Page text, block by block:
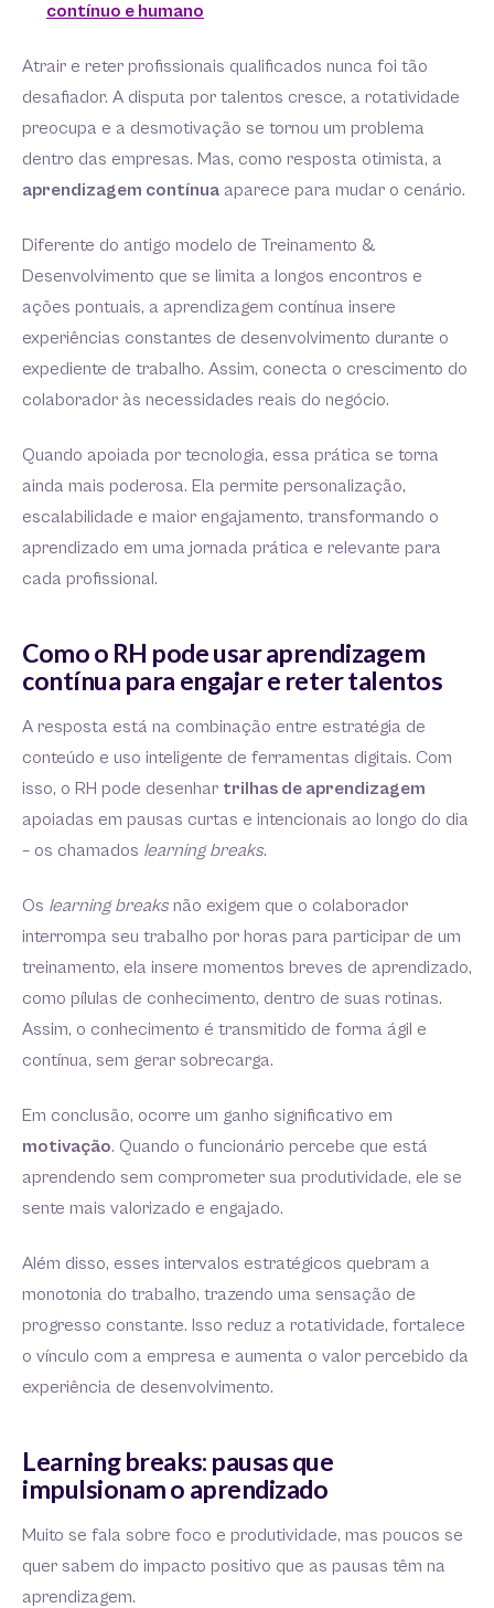
contínuo e humano
Atrair e reter profissionais qualificados nunca foi tão
desafiador. A disputa por talentos cresce, a rotatividade
preocupa e a desmotivação se tornou um problema
dentro das empresas. Mas, como resposta otimista, a
aprendizagem contínua aparece para mudar o cenário.
Diferente do antigo modelo de Treinamento &
Desenvolvimento que se limita a longos encontros e
ações pontuais, a aprendizagem contínua insere
experiências constantes de desenvolvimento durante o
expediente de trabalho. Assim, conecta o crescimento do
colaborador às necessidades reais do negócio.
Quando apoiada por tecnologia, essa prática se torna
ainda mais poderosa. Ela permite personalização,
escalabilidade e maior engajamento, transformando o
aprendizado em uma jornada prática e relevante para
cada profissional.
Como o RH pode usar aprendizagem
contínua para engajar e reter talentos
A resposta está na combinação entre estratégia de
conteúdo e uso inteligente de ferramentas digitais. Com
isso, o RH pode desenhar trilhas de aprendizagem
apoiadas em pausas curtas e intencionais ao longo do dia
– os chamados learning breaks.
Os learning breaks não exigem que o colaborador
interrompa seu trabalho por horas para participar de um
treinamento, ela insere momentos breves de aprendizado,
como pílulas de conhecimento, dentro de suas rotinas.
Assim, o conhecimento é transmitido de forma ágil e
contínua, sem gerar sobrecarga.
Em conclusão, ocorre um ganho significativo em
motivação. Quando o funcionário percebe que está
aprendendo sem comprometer sua produtividade, ele se
sente mais valorizado e engajado.
Além disso, esses intervalos estratégicos quebram a
monotonia do trabalho, trazendo uma sensação de
progresso constante. Isso reduz a rotatividade, fortalece
o vínculo com a empresa e aumenta o valor percebido da
experiência de desenvolvimento.
Learning breaks: pausas que
impulsionam o aprendizado
Muito se fala sobre foco e produtividade, mas poucos se
quer sabem do impacto positivo que as pausas têm na
aprendizagem.